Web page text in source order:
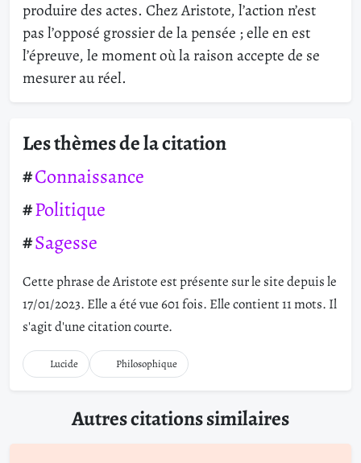
produire des actes. Chez Aristote, l’action n’est
pas l’opposé grossier de la pensée ; elle en est
l’épreuve, le moment où la raison accepte de se
mesurer au réel.
Les thèmes de la citation
Connaissance
Politique
Sagesse
Cette phrase de Aristote est présente sur le site depuis le
17/01/2023. Elle a été vue 601 fois. Elle contient 11 mots. Il
s'agit d'une citation courte.
Lucide Philosophique
Autres citations similaires